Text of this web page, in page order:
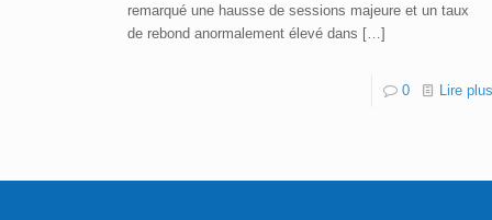
remarqué une hausse de sessions majeure et un taux
de rebond anormalement élevé dans […]
0 Lire